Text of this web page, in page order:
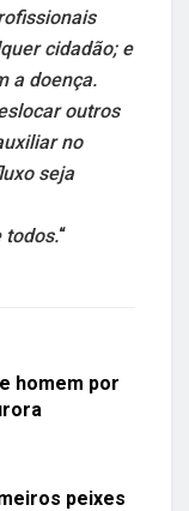
cidadão; e
a doença.
outros
no
seja
todos.“
homem por
peixes